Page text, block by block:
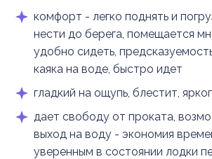
комфорт - легко поднять и
нести до берега, помещается
удобно сидеть,
каяка на воде, быстро идет
гладкий на ощупь, блестит,
дает свободу от проката,
выход на воду - экономия
уверенным в состоянии лодки